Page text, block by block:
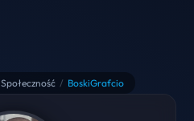
Społeczność / BoskiGrafcio